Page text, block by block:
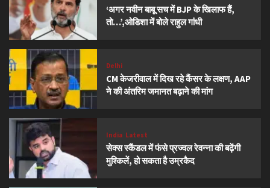
‘अगर नवीन बाबू सच में BJP के खिलाफ हैं,
तो…’,ओडिशा में बोले राहुल गांधी
Delhi
CM केजरीवाल में दिख रहे कैंसर के लक्षण, AAP
ने की अंतरिम जमानत बढ़ाने की मांग
India Latest
सेक्स स्कैंडल में फंसे प्रज्वल रेवन्ना की बढ़ेंगी
मुश्किलें, हो सकता है उम्रकैद